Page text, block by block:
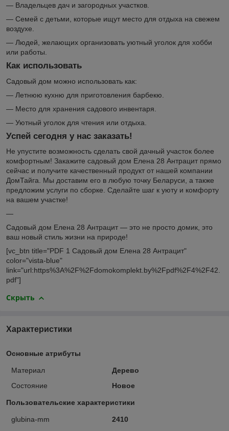
— Владельцев дач и загородных участков.
— Семей с детьми, которые ищут место для отдыха на свежем
воздухе.
— Людей, желающих организовать уютный уголок для хобби
или работы.
Как использовать
Садовый дом можно использовать как:
— Летнюю кухню для приготовления барбекю.
— Место для хранения садового инвентаря.
— Уютный уголок для чтения или отдыха.
Успей сегодня у нас заказать!
Не упустите возможность сделать свой дачный участок более
комфортным! Закажите садовый дом Елена 28 Антрацит прямо
сейчас и получите качественный продукт от нашей компании
ДомТайга. Мы доставим его в любую точку Беларуси, а также
предложим услуги по сборке. Сделайте шаг к уюту и комфорту
на вашем участке!
—
Садовый дом Елена 28 Антрацит — это не просто домик, это
ваш новый стиль жизни на природе!
[vc_btn title="PDF 1 Садовый дом Елена 28 Антрацит"
color="vista-blue"
link="url:https%3A%2F%2Fdomokomplekt.by%2Fpdf%2F4%2F42.
pdf"]
Скрыть
Характеристики
Основные атрибуты
Материал
Дерево
Состояние
Новое
Пользовательские характеристики
glubina-mm
2410